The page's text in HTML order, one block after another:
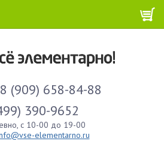
8 (909) 658-84-88
390-9652
с 10-00 до 19-00
elementarno.ru